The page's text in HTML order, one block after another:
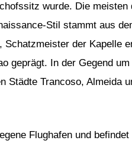
wurde. Die
Stil stammt aus
Schatzmeister der Kapelle
geprägt. In der Gegend
Städte Trancoso,
Flughafen und